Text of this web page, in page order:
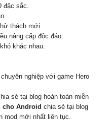
đặc sắc.
thách mới.
nâng cấp độc đáo.
khác nhau.
nghiệp với game Hero
sẻ tại blog hoàn toàn miễn
cho Android chia sẻ tại blog
mod mới nhất liên tục.